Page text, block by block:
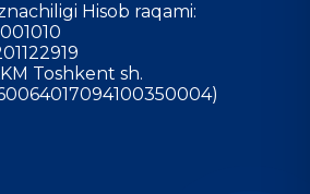
Hisob raqami:
Toshkent sh.